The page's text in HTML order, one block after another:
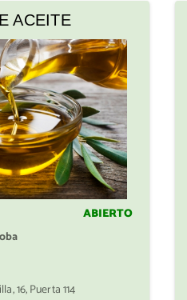
ACEITE
ABIERTO
16, Puerta 114